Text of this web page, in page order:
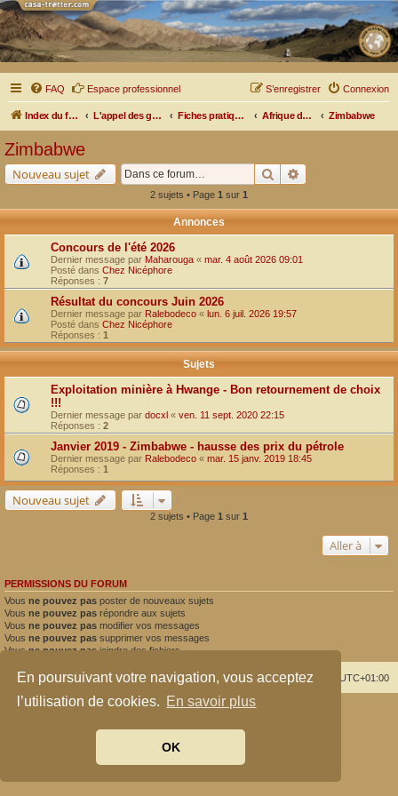
En poursuivant votre navigation, vous acceptez
l’utilisation de cookies. En savoir plus
OK
FAQ Espace professionnel Connexion
S’enregistrer
Index du forum L'appel des grands espaces Fiches pratiques par pays, pistes et bivouacs Afrique de l'Est Zimbabwe
Zimbabwe
Nouveau sujet Rechercher
2 sujets • Page 1 sur 1
Annonces
Concours de l'été 2026
Dernier message par Maharouga « mar. 4 août 2026 09:01
Posté dans Chez Nicéphore
Réponses : 7
Résultat du concours Juin 2026
Dernier message par Ralebodeco « lun. 6 juil. 2026 19:57
Posté dans Chez Nicéphore
Réponses : 1
Sujets
Exploitation minière à Hwange - Bon retournement de choix
!!!
Dernier message par docxl « ven. 11 sept. 2020 22:15
Réponses : 2
Janvier 2019 - Zimbabwe - hausse des prix du pétrole
Dernier message par Ralebodeco « mar. 15 janv. 2019 18:45
Réponses : 1
Nouveau sujet
2 sujets • Page 1 sur 1
Aller à
PERMISSIONS DU FORUM
Vous ne pouvez pas poster de nouveaux sujets
Vous ne pouvez pas répondre aux sujets
Vous ne pouvez pas modifier vos messages
Vous ne pouvez pas supprimer vos messages
Vousne pouvez pasjoindre des fichiers
Index du forum Heures au format UTC+01:00
Supprimer les cookies
Développé parphpBB® Forum Software © phpBB Limited
Confidentialité